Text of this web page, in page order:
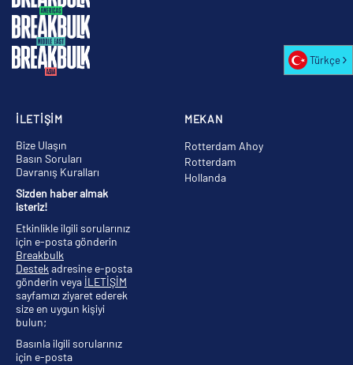
MEKAN
Rotterdam Ahoy
Rotterdam
Hollanda
İLETİŞİM
Bize Ulaşın
Basın Soruları
Davranış Kuralları
Sizden haber almak
isteriz!
Etkinlikle ilgili sorularınız
için e-posta gönderin
Breakbulk
Destek adresine e-posta
gönderin veya İLETİŞİM
sayfamızı ziyaret ederek
size en uygun kişiyi
bulun;
Basınla ilgili sorularınız
için e-posta
Türkçe